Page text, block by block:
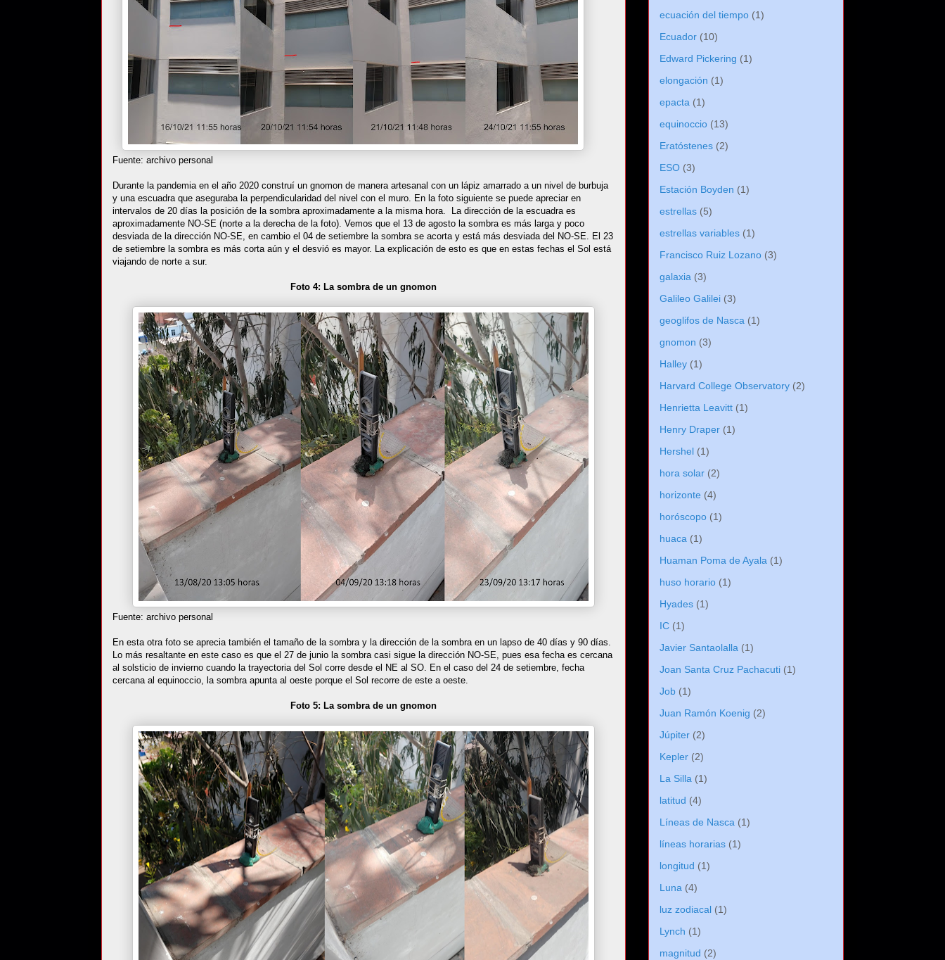
Fuente: archivo personal
Durante la pandemia en el año 2020 construí un gnomon de manera artesanal con un lápiz amarrado a un nivel de burbuja
y una escuadra que aseguraba la perpendicularidad del nivel con el muro. En la foto siguiente se puede apreciar en
intervalos de 20 días la posición de la sombra aproximadamente a la misma hora. La dirección de la escuadra es
aproximadamente NO-SE (norte a la derecha de la foto). Vemos que el 13 de agosto la sombra es más larga y poco
desviada de la dirección NO-SE, en cambio el 04 de setiembre la sombra se acorta y está más desviada del NO-SE. El 23
de setiembre la sombra es más corta aún y el desvió es mayor. La explicación de esto es que en estas fechas el Sol está
viajando de norte a sur.
Foto 4: La sombra de un gnomon
Fuente: archivo personal
En esta otra foto se aprecia también el tamaño de la sombra y la dirección de la sombra en un lapso de 40 días y 90 días.
Lo más resaltante en este caso es que el 27 de junio la sombra casi sigue la dirección NO-SE, pues esa fecha es cercana
al solsticio de invierno cuando la trayectoria del Sol corre desde el NE al SO. En el caso del 24 de setiembre, fecha
cercana al equinoccio, la sombra apunta al oeste porque el Sol recorre de este a oeste.
Foto 5: La sombra de un gnomon
ecuación del tiempo (1)
Ecuador (10)
Edward Pickering (1)
elongación (1)
epacta (1)
equinoccio (13)
Eratóstenes (2)
ESO (3)
Estación Boyden (1)
estrellas (5)
estrellas variables (1)
Francisco Ruiz Lozano (3)
galaxia (3)
Galileo Galilei (3)
geoglifos de Nasca (1)
gnomon (3)
Halley (1)
Harvard College Observatory (2)
Henrietta Leavitt (1)
Henry Draper (1)
Hershel (1)
hora solar (2)
horizonte (4)
horóscopo (1)
huaca (1)
Huaman Poma de Ayala (1)
huso horario (1)
Hyades (1)
IC (1)
Javier Santaolalla (1)
Joan Santa Cruz Pachacuti (1)
Job (1)
Juan Ramón Koenig (2)
Júpiter (2)
Kepler (2)
La Silla (1)
latitud (4)
Líneas de Nasca (1)
líneas horarias (1)
longitud (1)
Luna (4)
luz zodiacal (1)
Lynch (1)
magnitud (2)